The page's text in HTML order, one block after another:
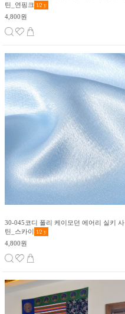
틴_연핑크 1/2 y
4,800원
30-045코디 폴리 케이모던 에어리 실키 사
틴_스카이 1/2 y
4,800원